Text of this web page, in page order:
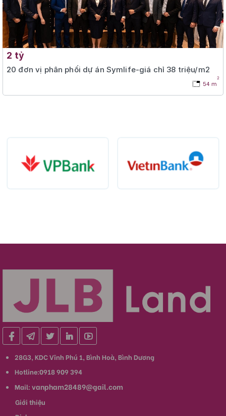
2 tỷ
20 đơn vị phân phối dự án Symlife-giá chỉ 38 triệu/m2
54 m
2
28G3, KDC Vĩnh Phú 1, Bình Hoà, Bình Dương
Hotline:0918 909 394
Mail: vanpham28489@gail.com
Giới thiệu